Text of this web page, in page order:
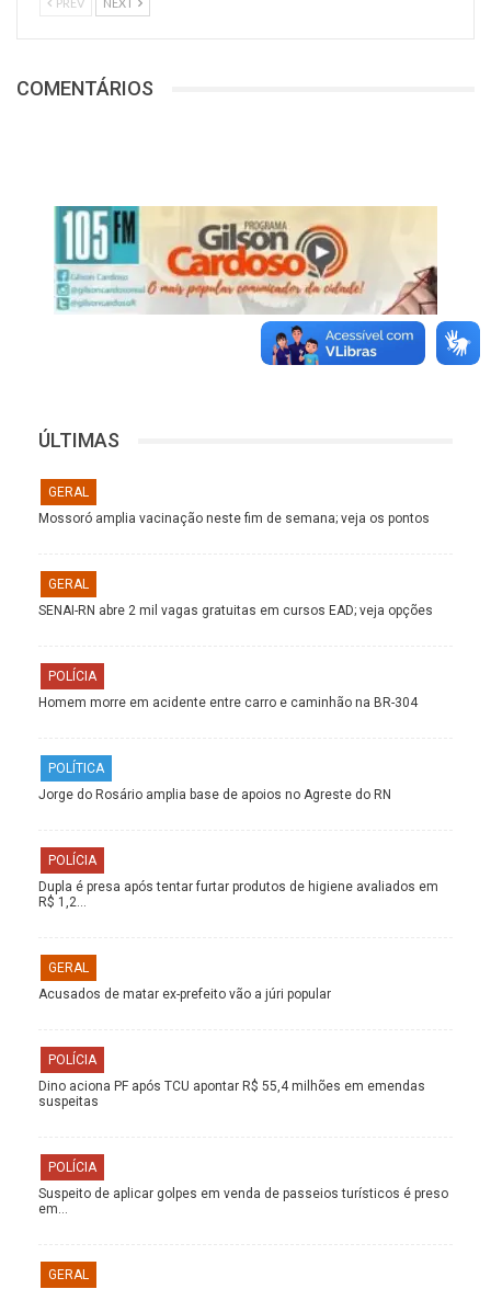
PREV NEXT
COMENTÁRIOS
ÚLTIMAS
GERAL
Mossoró amplia vacinação neste fim de semana; veja os pontos
GERAL
SENAI-RN abre 2 mil vagas gratuitas em cursos EAD; veja opções
POLÍCIA
Homem morre em acidente entre carro e caminhão na BR-304
POLÍTICA
Jorge do Rosário amplia base de apoios no Agreste do RN
POLÍCIA
Dupla é presa após tentar furtar produtos de higiene avaliados em
R$ 1,2…
GERAL
Acusados de matar ex-prefeito vão a júri popular
POLÍCIA
Dino aciona PF após TCU apontar R$ 55,4 milhões em emendas
suspeitas
POLÍCIA
Suspeito de aplicar golpes em venda de passeios turísticos é preso
em…
GERAL